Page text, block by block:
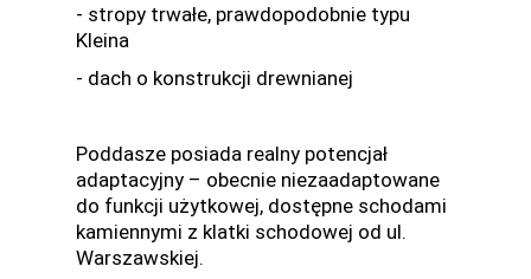
- stropy trwałe, prawdopodobnie typu
Kleina
- dach o konstrukcji drewnianej
Poddasze posiada realny potencjał
adaptacyjny – obecnie niezaadaptowane
do funkcji użytkowej, dostępne schodami
kamiennymi z klatki schodowej od ul.
Warszawskiej.